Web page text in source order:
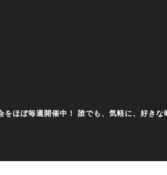
ほぼ毎週開催中！ 誰でも、気軽に、好き